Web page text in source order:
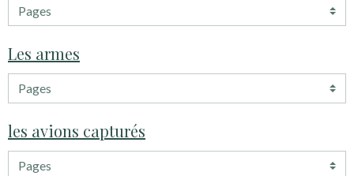
Les armes
les avions capturés